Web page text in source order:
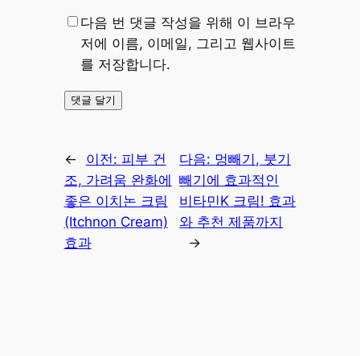
다음 번 댓글 작성을 위해 이 브라우
저에 이름, 이메일, 그리고 웹사이트
를 저장합니다.
← 이전: 피부 건
조, 가려움 완화에
좋은 이치논 크림
(Itchnon Cream)
효과
다음: 멍빼기, 붓기
빼기에 효과적인
비타민K 크림! 효과
와 추천 제품까지
→